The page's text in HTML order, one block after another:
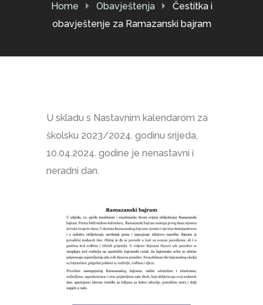
Home Obavještenja
Čestitka i
obavještenje za Ramazanski bajram
U skladu s Nastavnim kalendarom za
školsku 2023/2024. godinu srijeda,
10.04.2024. godine je nenastavni i
neradni dan.